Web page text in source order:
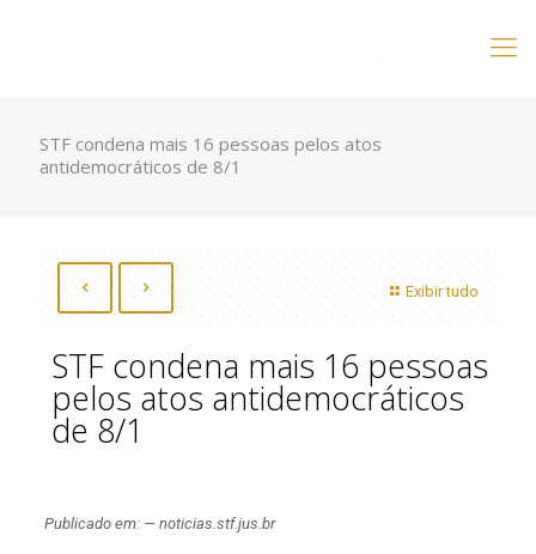
STF condena mais 16 pessoas pelos atos
antidemocráticos de 8/1
Exibir tudo
STF condena mais 16 pessoas
pelos atos antidemocráticos
de 8/1
Publicado em: — noticias.stf.jus.br